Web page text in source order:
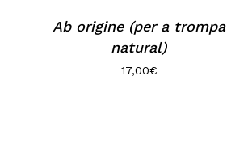
Ab origine (per a trompa
natural)
17,00€